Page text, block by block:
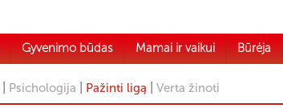
Gyvenimo būdas Mamai ir vaikui Būrėja
Psichologija Pažinti ligą Verta žinoti